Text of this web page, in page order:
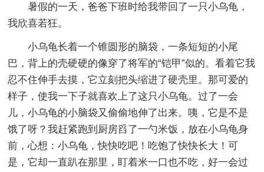
暑假的一天，爸爸下班时给我带回了一只小乌龟，
我欣喜若狂。
小乌龟长着一个锥圆形的脑袋，一条短短的小尾
巴，背上的壳硬硬的像穿了将军的“铠甲”似的。看着它我
忍不住伸手去摸，它立刻把头缩进了硬壳里。那可爱的
样子，使我一下子就喜欢上了这只小乌龟。过了一会
儿，小乌龟的小脑袋又偷偷地伸了出来。咦，它是不是
饿了呀？我赶紧跑到厨房舀了一勺米饭，放在小乌龟身
前，心想：小乌龟，快快吃吧！吃饱了快快长大！可
是，它却一直趴在那里，盯着米一口也不吃，好一会过